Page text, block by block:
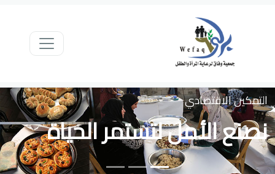
التمكين الاقتصادي
نصنع الأمل لتستمر الحياة